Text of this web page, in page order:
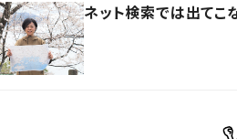
ネット検索では出てこ